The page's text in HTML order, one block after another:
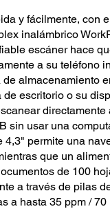
y fácilmente, con
inalámbrico
escáner hace
a su teléfono
de almacenamiento
de escritorio o su
directamente
sin usar una
4,3" permite una
que un
de 100
a través de pilas
a hasta 35 ppm / 70